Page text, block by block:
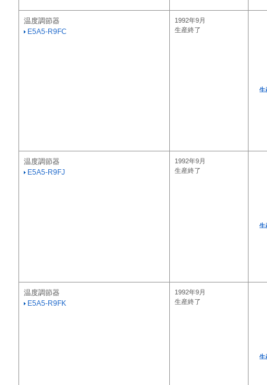
温度調節器
E5A5-R9FC
1992年9月
生産終了
生
温度調節器
E5A5-R9FJ
1992年9月
生産終了
生
温度調節器
E5A5-R9FK
1992年9月
生産終了
生